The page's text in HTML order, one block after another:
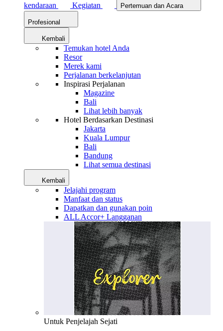
kendaraan
Kegiatan Pertemuan dan Acara
Profesional
Kembali
Temukan hotel Anda
Resor
Merek kami
Perjalanan berkelanjutan
Inspirasi Perjalanan
Magazine
Bali
Lihat lebih banyak
Hotel Berdasarkan Destinasi
Jakarta
Kuala Lumpur
Bali
Bandung
Lihat semua destinasi
Kembali
Jelajahi program
Manfaat dan status
Dapatkan dan gunakan poin
ALL Accor+ Langganan
Untuk Penjelajah Sejati